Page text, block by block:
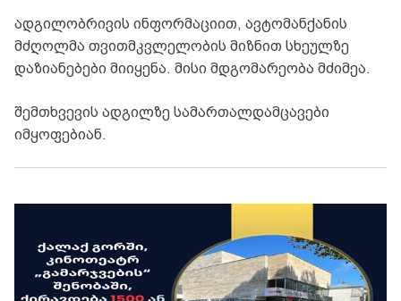
ადგილობრივის ინფორმაციით, ავტომანქანის
მძღოლმა თვითმკვლელობის მიზნით სხეულზე
დაზიანებები მიიყენა. მისი მდგომარეობა მძიმეა.
შემთხვევის ადგილზე სამართალდამცავები
იმყოფებიან.